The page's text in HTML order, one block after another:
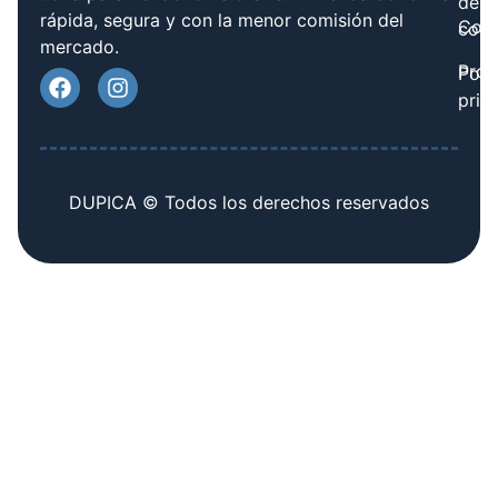
rápida, segura y con la menor comisión del
mercado.
DUPICA © Todos los derechos reservados